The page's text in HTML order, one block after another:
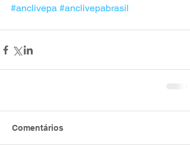
#anclivepa #anclivepabrasil
Comentários